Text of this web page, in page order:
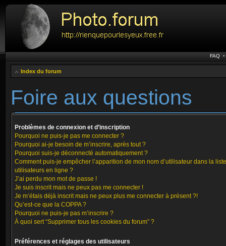
FAQ
Index du forum
Foire aux questions
Problèmes de connexion et d’inscription
Pourquoi ne puis-je pas me connecter ?
Pourquoi ai-je besoin de m’inscrire, après tout ?
Pourquoi suis-je déconnecté automatiquement ?
Comment puis-je empêcher l’apparition de mon nom d’utilisateur dans la
utilisateurs en ligne ?
J’ai perdu mon mot de passe !
Je suis inscrit mais ne peux pas me connecter !
Je m’étais déjà inscrit mais ne peux plus me connecter à présent ?!
Qu’est-ce que la COPPA ?
Pourquoi ne puis-je pas m’inscrire ?
À quoi sert “Supprimer tous les cookies du forum” ?
Préférences et réglages des utilisateurs